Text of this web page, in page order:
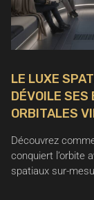
LE LUXE
DÉVOILE SES
ORBITALES
Découvrez
conquiert l’orbite
spatiaux sur-